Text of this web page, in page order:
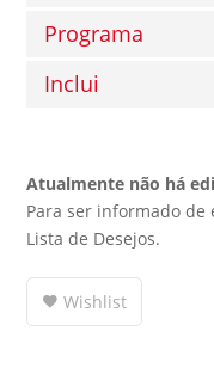
Programa
Inclui
Atualmente não há
Para ser informado de
Lista de Desejos.
Wishlist